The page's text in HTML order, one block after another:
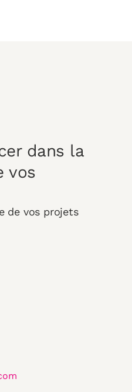
dans la
vos
de vos projets